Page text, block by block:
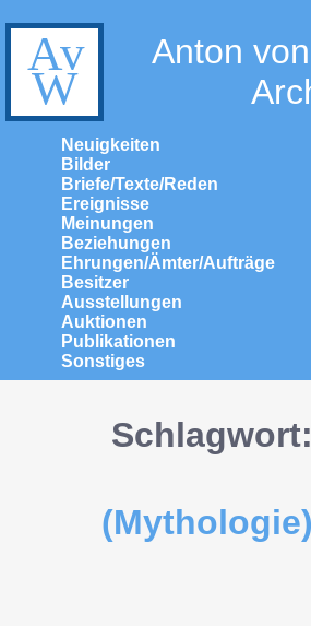
Anton
Neuigkeiten
Bilder
Briefe/Texte/Reden
Ereignisse
Meinungen
Beziehungen
Ehrungen/Ämter/Aufträge
Besitzer
Ausstellungen
Auktionen
Publikationen
Sonstiges
Schlagwort:
(Mythologie)